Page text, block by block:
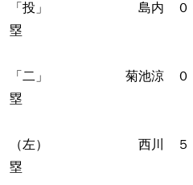
「投」 島内 ０－０
塁
「二」 菊池涼 ０－
塁
（左） 西川 ５－２
塁